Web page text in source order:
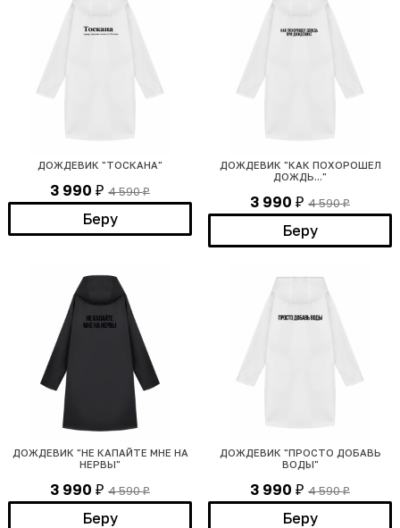
ДОЖДЕВИК "ТОСКАНА"
3 990 ₽ 4 590₽
Беру
ДОЖДЕВИК "КАК ПОХОРОШЕЛ
ДОЖДЬ..."
3 990 ₽ 4 590₽
Беру
ДОЖДЕВИК "НЕ КАПАЙТЕ МНЕ НА
НЕРВЫ"
3 990 ₽ 4 590₽
Беру
ДОЖДЕВИК "ПРОСТО ДОБАВЬ
ВОДЫ"
3 990 ₽ 4 590₽
Беру